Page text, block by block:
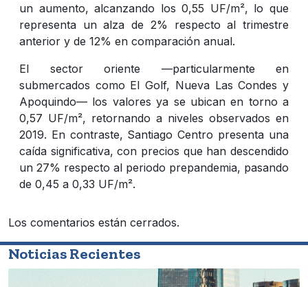
un aumento, alcanzando los 0,55 UF/m², lo que
representa un alza de 2% respecto al trimestre
anterior y de 12% en comparación anual.
El sector oriente —particularmente en
submercados como El Golf, Nueva Las Condes y
Apoquindo— los valores ya se ubican en torno a
0,57 UF/m², retornando a niveles observados en
2019. En contraste, Santiago Centro presenta una
caída significativa, con precios que han descendido
un 27% respecto al periodo prepandemia, pasando
de 0,45 a 0,33 UF/m².
Los comentarios están cerrados.
Noticias Recientes